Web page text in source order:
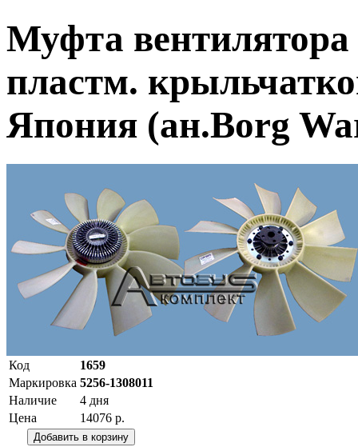
Муфта
пластм.
Япония (ан.Borg
Код
1659
Маркировка 5256-1308011
Наличие
4 дня
Цена
14076 р.